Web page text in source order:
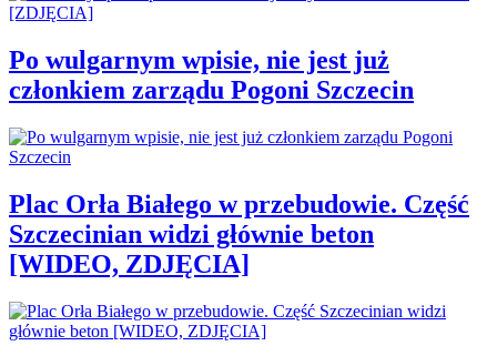
Po wulgarnym wpisie, nie jest już
członkiem zarządu Pogoni Szczecin
Plac Orła Białego w przebudowie. Część
Szczecinian widzi głównie beton
[WIDEO, ZDJĘCIA]